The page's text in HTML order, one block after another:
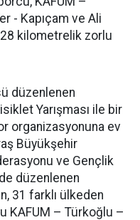
- Kapıçam ve Ali
kilometrelik zorlu
düzenlenen
Yarışması ile bir
organizasyonuna ev
Büyükşehir
ve Gençlik
düzenlenen
31 farklı ülkeden
KAFUM – Türkoğlu –